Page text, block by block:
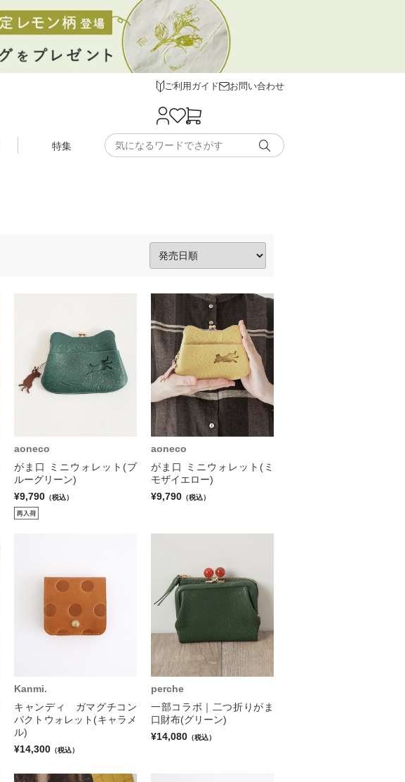
ご利用ガイド お問い合わせ
特集
aoneco
がま口 ミニウォレット(ブ
ルーグリーン)
¥9,790 （税込）
aoneco
がま口 ミニウォレット(ミ
モザイエロー)
¥9,790 （税込）
Kanmi.
キャンディ ガマグチコン
パクトウォレット(キャラメ
ル)
¥14,300 （税込）
perche
一部コラボ｜二つ折りがま
口財布(グリーン)
¥14,080 （税込）